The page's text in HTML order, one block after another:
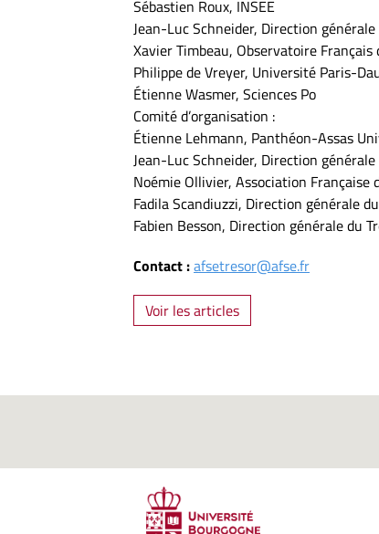
Sébastien Roux, INSEE
Jean-Luc Schneider, Direction
Xavier Timbeau, Observatoire
Philippe de Vreyer, Université Paris-
Étienne Wasmer, Sciences Po
Comité d’organisation :
Étienne Lehmann, Panthéon-Assas
Jean-Luc Schneider, Direction
Noémie Ollivier, Association Française
Fadila Scandiuzzi, Direction générale
Fabien Besson, Direction générale du
Contact :afsetresor@afse.fr
Voir les articles